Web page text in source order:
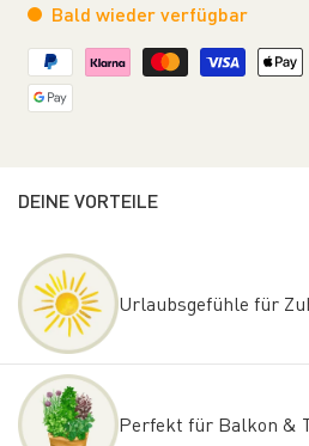
Bald wieder verfügbar
DEINE VORTEILE
Urlaubsgefühle für
Perfekt für Balkon &